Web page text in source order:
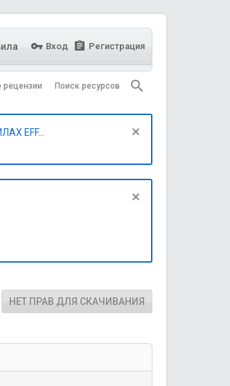
Вход Регистрация
рецензии Поиск ресурсов
EFF...
НЕТ ПРАВ ДЛЯ СКАЧИВАНИЯ